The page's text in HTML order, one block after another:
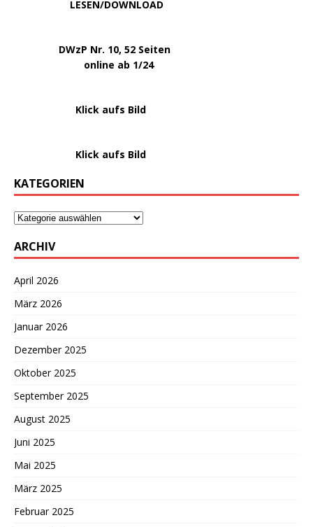
LESEN/DOWNLOAD
DWzP Nr. 10, 52 Seiten
online ab 1/24
Klick aufs Bild
Klick aufs Bild
KATEGORIEN
ARCHIV
April 2026
März 2026
Januar 2026
Dezember 2025
Oktober 2025
September 2025
August 2025
Juni 2025
Mai 2025
März 2025
Februar 2025